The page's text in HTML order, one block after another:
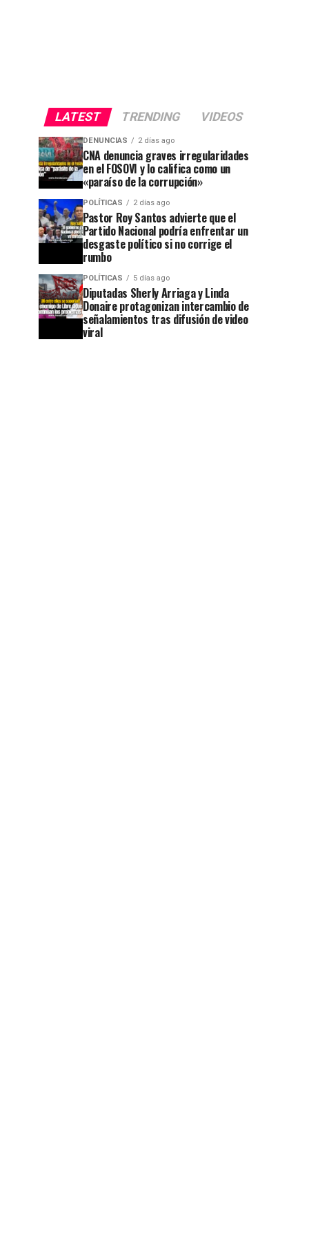
LATEST TRENDING VIDEOS
DENUNCIAS 2 días ago
CNA denuncia graves irregularidades
en el FOSOVI y lo califica como un
«paraíso de la corrupción»
POLÍTICAS 2 días ago
Pastor Roy Santos advierte que el
Partido Nacional podría enfrentar un
desgaste político si no corrige el
rumbo
POLÍTICAS 5 días ago
Diputadas Sherly Arriaga y Linda
Donaire protagonizan intercambio de
señalamientos tras difusión de video
viral